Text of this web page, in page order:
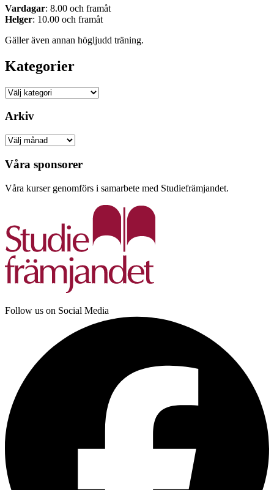
Vardagar: 8.00 och framåt
Helger: 10.00 och framåt
Gäller även annan högljudd träning.
Kategorier
Kategorier
Arkiv
Arkiv
Våra sponsorer
Våra kurser genomförs i samarbete med Studiefrämjandet.
Follow us on Social Media